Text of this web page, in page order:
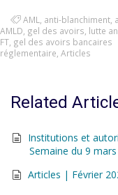
AML anti-blanchiment
AMLD gel des avoirs lutte
FT gel des avoirs bancaires
réglementaire Articles
Related
Institutions et
Semaine du 9
Articles | Février